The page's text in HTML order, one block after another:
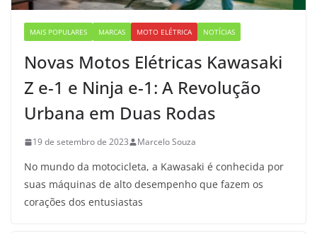
MAIS POPULARES MARCAS MOTO ELÉTRICA NOTÍCIAS
Novas Motos Elétricas Kawasaki
Z e-1 e Ninja e-1: A Revolução
Urbana em Duas Rodas
19 de setembro de 2023 Marcelo Souza
No mundo da motocicleta, a Kawasaki é conhecida por
suas máquinas de alto desempenho que fazem os
corações dos entusiastas